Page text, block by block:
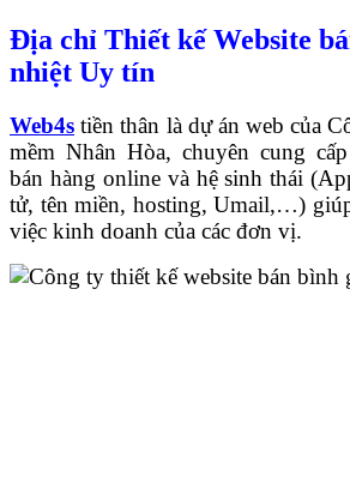
Địa chỉ Thiết kế Website
nhiệt Uy tín
Web4s tiền thân là dự án web của
mềm Nhân Hòa, chuyên cung
bán hàng online và hệ sinh thái
tử, tên miền, hosting, Umail,…)
việc kinh doanh của các đơn vị.